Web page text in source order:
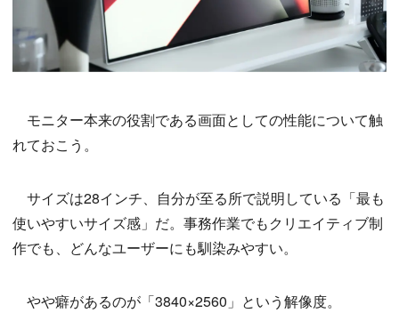
モニター本来の役割である画面としての性能について触
れておこう。
サイズは28インチ、自分が至る所で説明している「最も
使いやすいサイズ感」だ。事務作業でもクリエイティブ制
作でも、どんなユーザーにも馴染みやすい。
やや癖があるのが「3840×2560」という解像度。